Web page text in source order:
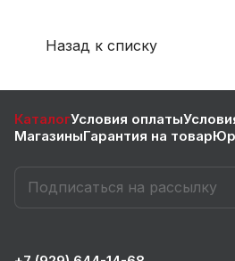
Назад к списку
КаталогУсловия оплаты
МагазиныГарантия на товар